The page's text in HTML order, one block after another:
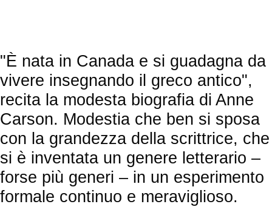
"È nata in Canada e si guadagna da
vivere insegnando il greco antico",
recita la modesta biografia di Anne
Carson. Modestia che ben si sposa
con la grandezza della scrittrice, che
si è inventata un genere letterario –
forse più generi – in un esperimento
formale continuo e meraviglioso.